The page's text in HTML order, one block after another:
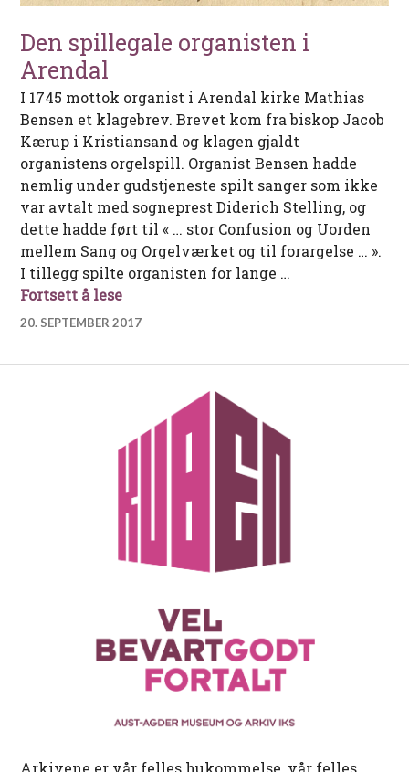
Den spillegale organisten i
Arendal
I 1745 mottok organist i Arendal kirke Mathias
Bensen et klagebrev. Brevet kom fra biskop Jacob
Kærup i Kristiansand og klagen gjaldt
organistens orgelspill. Organist Bensen hadde
nemlig under gudstjeneste spilt sanger som ikke
var avtalt med sogneprest Diderich Stelling, og
dette hadde ført til « … stor Confusion og Uorden
mellem Sang og Orgelværket og til forargelse … ».
I tillegg spilte organisten for lange …
Fortsett å leseDen spillegale organisten i Arendal
20. SEPTEMBER 2017
Arkivene er vår felles hukommelse, vår felles